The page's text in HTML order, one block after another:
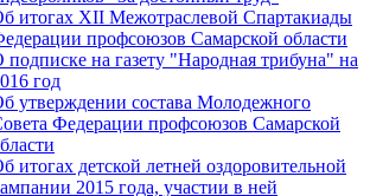
итогах XII Межотраслевой Спартакиады
профсоюзов Самарской области
подписке на газету "Народная трибуна" на
год
утверждении состава Молодежного
Федерации профсоюзов Самарской
итогах детской летней оздоровительной
2015 года, участии в ней